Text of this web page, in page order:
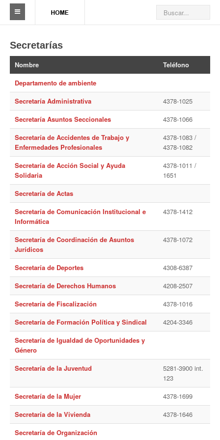
Reseña histórica
Autoridades
Delegaciones
Seccionales
Ramas por actividad
Camioneros solidarios
Galería de Delegaciones y Seccionales
Galería de videos
Videos de prevención
Noticias de Delegaciones y Seccionales
Memoria histórica
Notas
Novedades
Noticias Fiscalización
Buscar
Secretarías
Secretaría general adjunta
Secretaría de actas
Secretaría administrativa
Secretarías
Nombre
Teléfono
Departamento de ambiente
Secretaría Administrativa
4378-1025
Secretaría Asuntos Seccionales
4378-1066
Secretaría de Accidentes de Trabajo y
Enfermedades Profesionales
4378-1083 /
4378-1082
Secretaría de Acción Social y Ayuda
Solidaria
4378-1011 /
1651
Secretaría de Actas
Secretaría de Comunicación Institucional e
Informática
4378-1412
Secretaría de Coordinación de Asuntos
Jurídicos
4378-1072
Secretaría de Deportes
4308-6387
Secretaría de Derechos Humanos
4208-2507
Secretaría de Fiscalización
4378-1016
Secretaría de Formación Política y Sindical
4204-3346
Secretaría de Igualdad de Oportunidades y
Género
Secretaría de la Juventud
5281-3900 int.
123
Secretaría de la Mujer
4378-1699
Secretaría de la Vivienda
4378-1646
Secretaría de Organización